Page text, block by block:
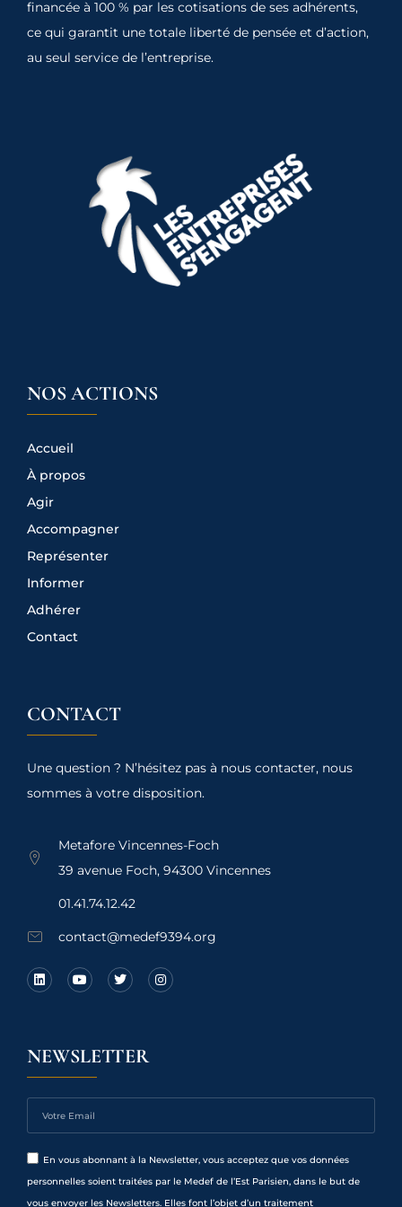
financée à 100 % par les cotisations de ses adhérents,
ce qui garantit une totale liberté de pensée et d’action,
au seul service de l’entreprise.
NOS ACTIONS
Accueil
À propos
Agir
Accompagner
Représenter
Informer
Adhérer
Contact
CONTACT
Une question ? N’hésitez pas à nous contacter, nous
sommes à votre disposition.
Metafore Vincennes-Foch
39 avenue Foch, 94300 Vincennes
01.41.74.12.42
contact@medef9394.org
NEWSLETTER
En vous abonnant à la Newsletter, vous acceptez que vos données
personnelles soient traitées par le Medef de l’Est Parisien, dans le but de
vous envoyer les Newsletters. Elles font l’objet d’un traitement